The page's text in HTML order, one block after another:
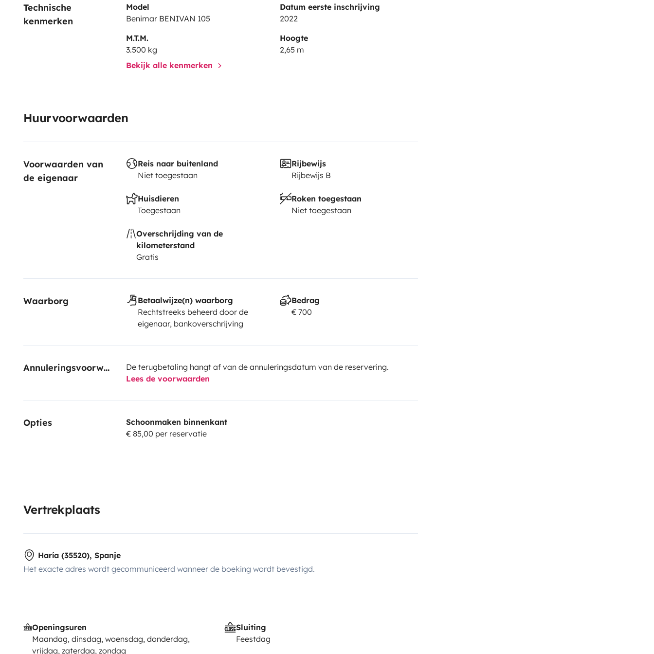
Technische
kenmerken
Model
Benimar BENIVAN 105
Datum eerste inschrijving
2022
M.T.M.
3.500 kg
Hoogte
2,65 m
Bekijk alle kenmerken
Huurvoorwaarden
Voorwaarden van
de eigenaar
Reis naar buitenland
Niet toegestaan
Rijbewijs
Rijbewijs B
Huisdieren
Toegestaan
Roken toegestaan
Niet toegestaan
Overschrijding van de
kilometerstand
Gratis
Waarborg
Betaalwijze(n) waarborg
Rechtstreeks beheerd door de
eigenaar, bankoverschrijving
Bedrag
€ 700
Annuleringsvoorwaarden
De terugbetaling hangt af van de annuleringsdatum van de reservering.
Lees de voorwaarden
Opties
Schoonmaken binnenkant
€ 85,00 per reservatie
Vertrekplaats
Haría (35520), Spanje
Het exacte adres wordt gecommuniceerd wanneer de boeking wordt bevestigd.
Openingsuren
Maandag, dinsdag, woensdag, donderdag,
vrijdag, zaterdag, zondag
Sluiting
Feestdag